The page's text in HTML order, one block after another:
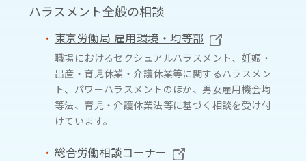
ハラスメント全般の相談
東京労働局 雇用環境・均等部
職場におけるセクシュアルハラスメント、妊娠・
出産・育児休業・介護休業等に関するハラスメン
ト、パワーハラスメントのほか、男女雇用機会均
等法、育児・介護休業法等に基づく相談を受け付
けています。
総合労働相談コーナー